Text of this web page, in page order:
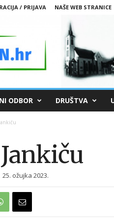
/ PRIJAVA NAŠE WEB STRANICE
ODBOR DRUŠTVA
25. ožujka 2023.